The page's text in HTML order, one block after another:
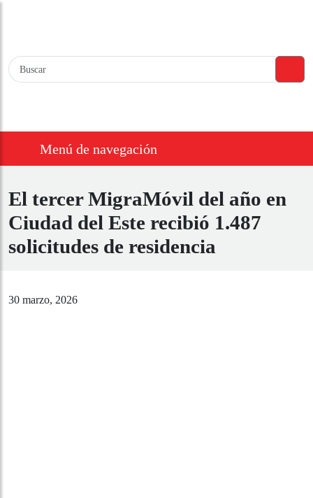
Menú de navegación
El tercer MigraMóvil del año
en Ciudad del Este recibió
1.487 solicitudes de residencia
30 marzo, 2026